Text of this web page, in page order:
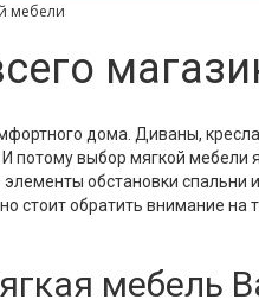
мебели
дома. Диваны,
выбор мягкой мебели
обстановки спальни
стоит обратить внимание на
мебель